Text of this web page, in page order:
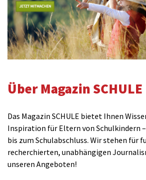
Über Magazin SCHULE
Das Magazin SCHULE bietet Ihnen
Inspiration für Eltern von Schulkindern
bis zum Schulabschluss. Wir stehen für
recherchierten, unabhängigen
unseren Angeboten!